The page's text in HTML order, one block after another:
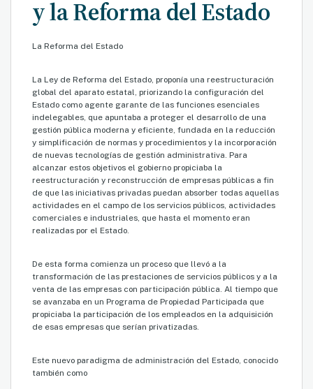
y la Reforma del Estado
La Reforma del Estado
La Ley de Reforma del Estado, proponía una reestructuración
global del aparato estatal, priorizando la configuración del
Estado como agente garante de las funciones esenciales
indelegables, que apuntaba a proteger el desarrollo de una
gestión pública moderna y eficiente, fundada en la reducción
y simplificación de normas y procedimientos y la incorporación
de nuevas tecnologías de gestión administrativa. Para
alcanzar estos objetivos el gobierno propiciaba la
reestructuración y reconstrucción de empresas públicas a fin
de que las iniciativas privadas puedan absorber todas aquellas
actividades en el campo de los servicios públicos, actividades
comerciales e industriales, que hasta el momento eran
realizadas por el Estado.
De esta forma comienza un proceso que llevó a la
transformación de las prestaciones de servicios públicos y a la
venta de las empresas con participación pública. Al tiempo que
se avanzaba en un Programa de Propiedad Participada que
propiciaba la participación de los empleados en la adquisición
de esas empresas que serían privatizadas.
Este nuevo paradigma de administración del Estado, conocido
también como